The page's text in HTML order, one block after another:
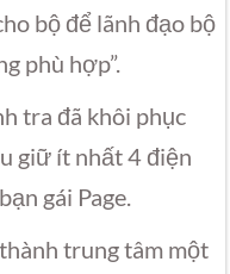
bộ để lãnh đạo bộ
phù hợp”.
tra đã khôi phục
giữ ít nhất 4 điện
gái Page.
trung tâm một